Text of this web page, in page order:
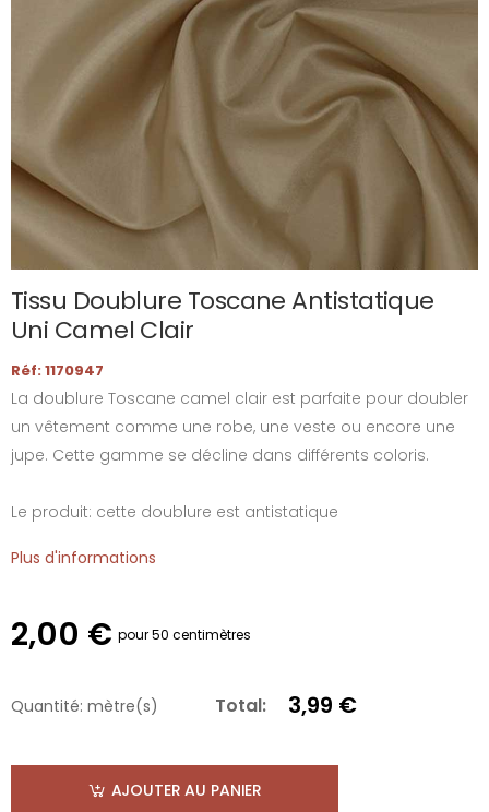
Tissu Doublure Toscane Antistatique
Uni Camel Clair
Réf: 1170947
La doublure Toscane camel clair est parfaite pour doubler
un vêtement comme une robe, une veste ou encore une
jupe. Cette gamme se décline dans différents coloris.
Le produit: cette doublure est antistatique
Plus d'informations
2,00 € pour 50 centimètres
Quantité: mètre(s) Total: 3,99 €
AJOUTER AU PANIER